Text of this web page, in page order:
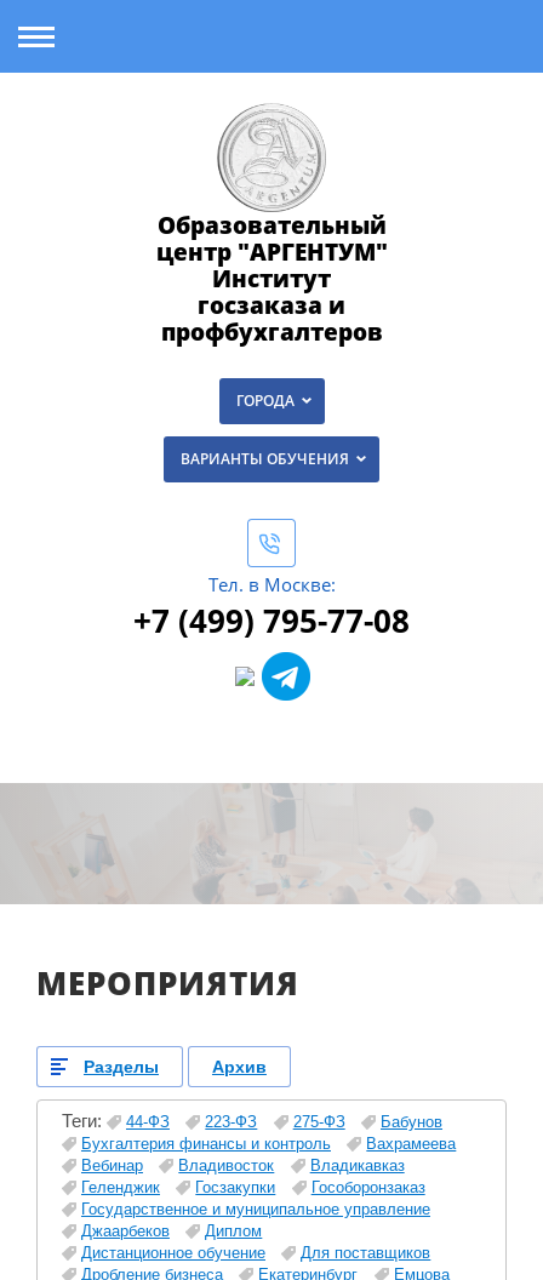
Образовательный
центр "АРГЕНТУМ"
Институт
госзаказа и
профбухгалтеров
ГОРОДА
ВАРИАНТЫ ОБУЧЕНИЯ
Тел. в Москве:
+7 (499) 795-77-08
МЕРОПРИЯТИЯ
Разделы Архив
Теги: 44-ФЗ 223-ФЗ 275-ФЗ
Бабунов
Бухгалтерия финансы и контроль
Вахрамеева
Вебинар
Владивосток
Владикавказ
Геленджик
Госзакупки
Гособоронзаказ
Государственное и муниципальное управление
Джаарбеков
Диплом
Дистанционное обучение
Для поставщиков
Дробление бизнеса
Екатеринбург
Емцова